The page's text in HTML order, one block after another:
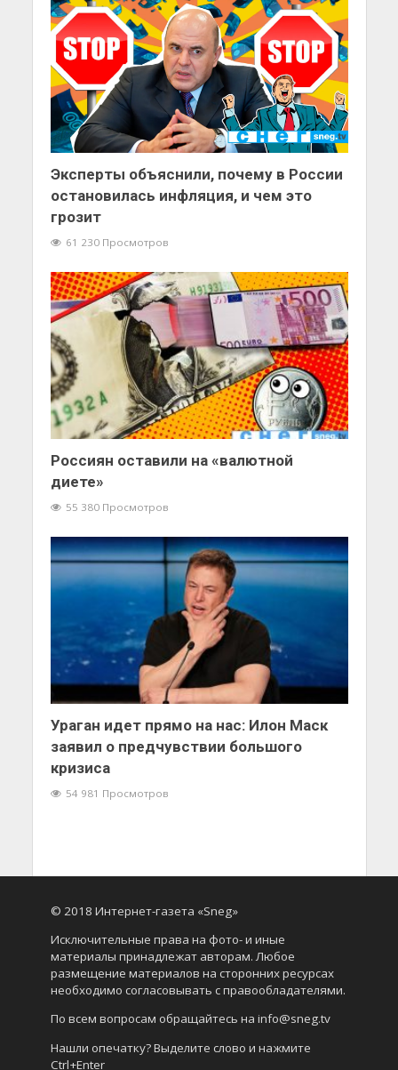
Эксперты объяснили, почему в России
остановилась инфляция, и чем это
грозит
61 230 Просмотров
Россиян оставили на «валютной
диете»
55 380 Просмотров
Ураган идет прямо на нас: Илон Маск
заявил о предчувствии большого
кризиса
54 981 Просмотров
© 2018 Интернет-газета «Sneg»
Исключительные права на фото- и иные
материалы принадлежат авторам. Любое
размещение материалов на сторонних ресурсах
необходимо согласовывать с правообладателями.
По всем вопросам обращайтесь на info@sneg.tv
Нашли опечатку? Выделите слово и нажмите
Ctrl+Enter